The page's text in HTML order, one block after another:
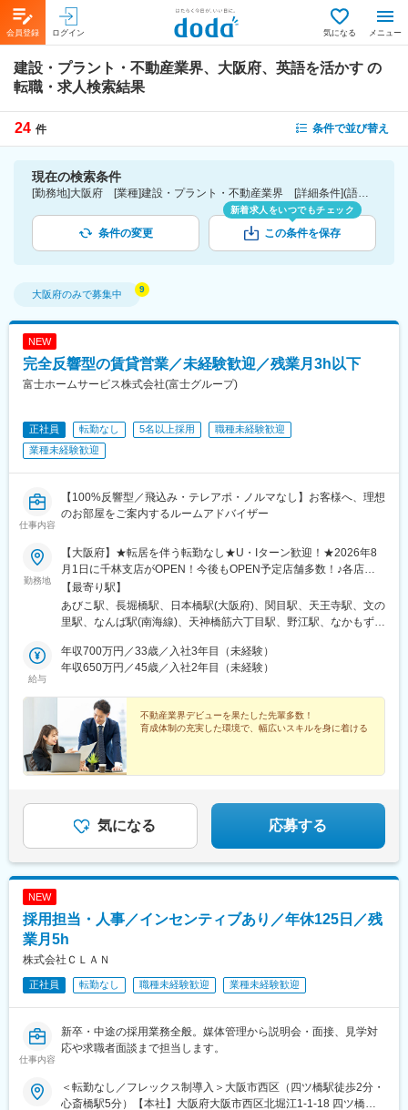
会員登録 ログイン 気になる メニュー
建設・プラント・不動産業界、大阪府、英語を活かす の
転職・求人検索結果
24 件 条件で並び替え
現在の検索条件
[勤務地]大阪府 [業種]建設・プラント・不動産業界 [詳細条件](語学)英語を活かす
条件の変更
新着求人をいつでもチェック
この条件を保存
大阪府のみで募集中
NEW
完全反響型の賃貸営業／未経験歓迎／残業月3h以下
富士ホームサービス株式会社(富士グループ)
正社員 転勤なし 5名以上採用
職種未経験歓迎
業種未経験歓迎
仕事内容
【100%反響型／飛込み・テレアポ・ノルマなし】お客様へ、理想
のお部屋をご案内するルームアドバイザー
勤務地
【大阪府】★転居を伴う転勤なし★U・Iターン歓迎！★2026年8
月1日に千林支店がOPEN！今後もOPEN予定店舗多数！♪各店
舗、駅出口からスグなど立地も抜群♪＜大阪市内＞本店賃貸部（あ
びこ駅）／南支店（長堀橋駅）／日本橋支店（日本橋駅）／関目
支店（関目駅）／四天王寺支店（天王寺駅）／文の里支店（文の
丁目駅）／城東支店（野江駅）／千林支店（千林大宮駅）＜大阪
市外＞堺支店（なかもず駅）／藤井寺支店（土師ノ里駅）／松原
駅）★受動喫煙対策：屋内全面禁煙（全店舗）
【最寄り駅】
あびこ駅、長堀橋駅、日本橋駅(大阪府)、関目駅、天王寺駅、文の
里駅、なんば駅(南海線)、天神橋筋六丁目駅、野江駅、なかもず
駅、我孫子町駅、心斎橋駅、近鉄日本橋駅、関目成育駅、天王寺
駅前駅、昭和町駅(大阪府)、ＪＲ野江駅、中百舌鳥駅、高見ノ里
給与
年収700万円／33歳／入社3年目（未経験）
年収650万円／45歳／入社2年目（未経験）
不動産業界デビューを果たした先輩多数！
育成体制の充実した環境で、幅広いスキルを身に着ける
気になる 応募する
NEW
採用担当・人事／インセンティブあり／年休125日／残
業月5h
株式会社ＣＬＡＮ
正社員 転勤なし 職種未経験歓迎 業種未経験歓迎
仕事内容
新卒・中途の採用業務全般。媒体管理から説明会・面接、見学対
応や求職者面談まで担当します。
＜転勤なし／フレックス制導入＞大阪市西区（四ツ橋駅徒歩2分・
心斎橋駅5分）【本社】大阪府大阪市西区北堀江1-1-18 四ツ橋イ